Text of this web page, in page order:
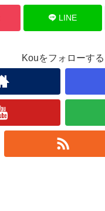
LINE
Kouをフォローする